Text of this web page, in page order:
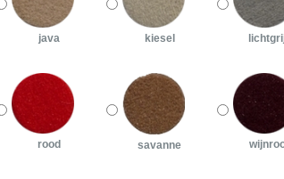
java kiesel
rood savanne